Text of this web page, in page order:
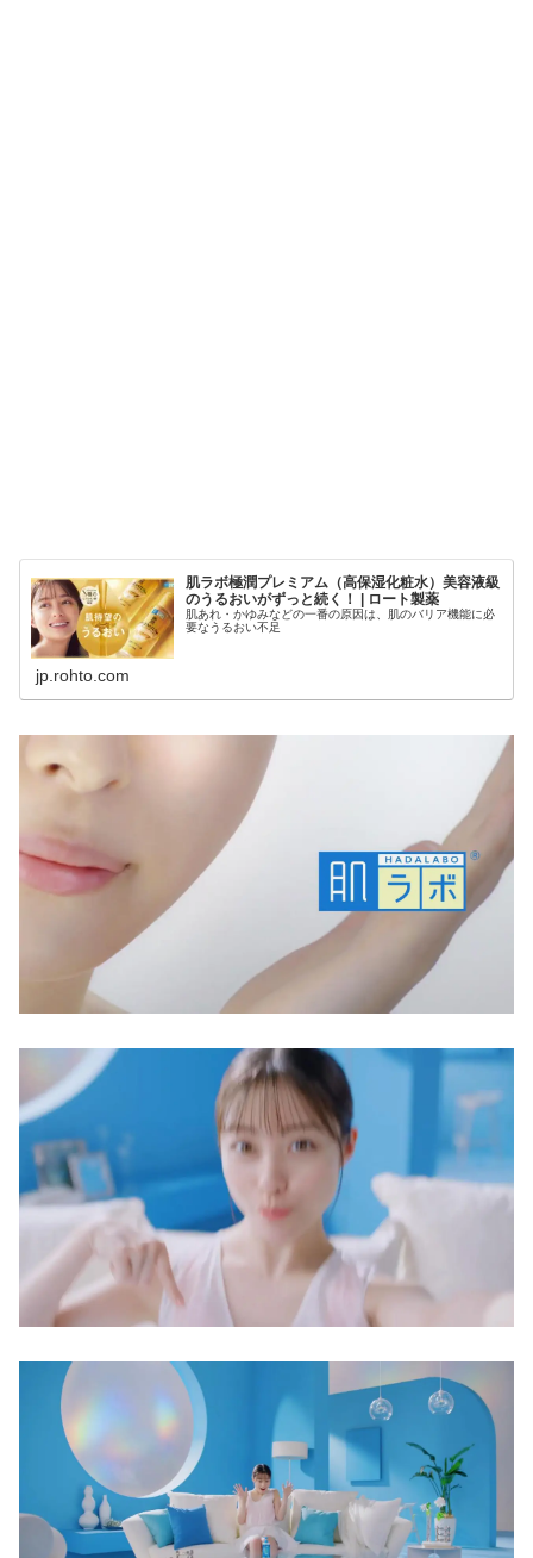
肌ラボ極潤プレミアム（高保湿化粧水）美容液級
のうるおいがずっと続く！ | ロート製薬
肌あれ・かゆみなどの一番の原因は、肌のバリア機能に必
要なうるおい不足
jp.rohto.com